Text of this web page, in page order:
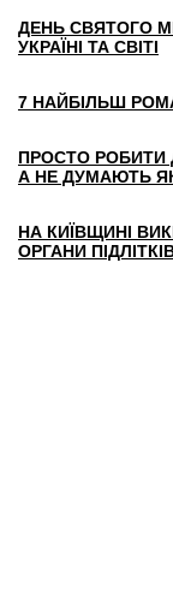
ДЕНЬ СВЯТОГО
УКРАЇНІ ТА СВІТІ
7 НАЙБІЛЬШ
ПРОСТО РОБИТИ
А НЕ ДУМАЮТЬ
НА КИЇВЩИНІ
ОРГАНИ